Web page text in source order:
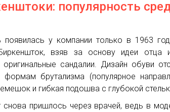
популярность
появилась у компании только в 1963
взяв за основу идеи отца
оригинальные сандалии. Дизайн обуви
брутализма (популярное
и гибкая подошва с глубокой
снова пришлось через врачей, ведь в